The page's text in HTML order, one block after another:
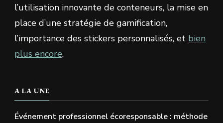
l’utilisation innovante de conteneurs, la mise en
place d’une stratégie de gamification,
l’importance des stickers personnalisés, et bien
plus encore.
A LA UNE
Événement professionnel écoresponsable : méthode